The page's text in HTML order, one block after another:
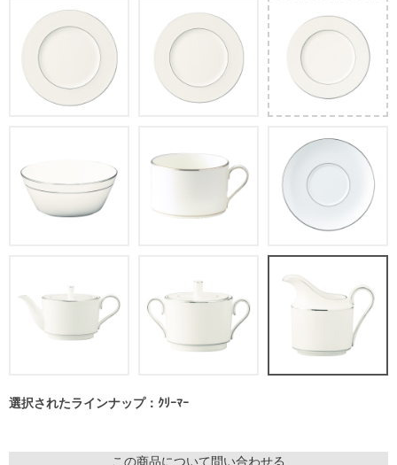
選択されたラインナップ：ｸﾘｰﾏｰ
この商品について問い合わせる